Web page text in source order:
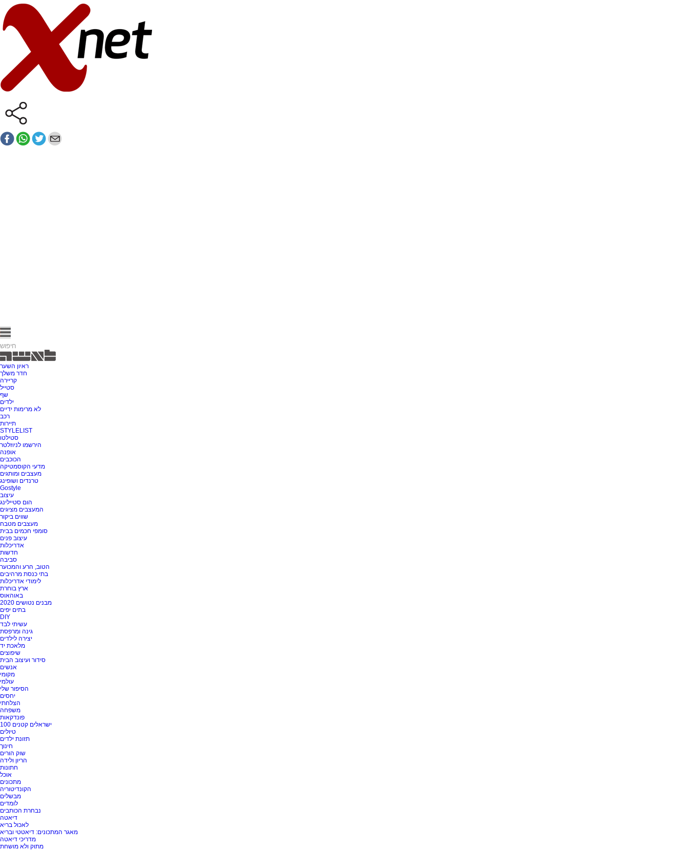
ראיון השער
חדר משלך
קריירה
סטייל
שף
ילדים
לא מרימות ידיים
רכב
תיירות
STYLELIST
סטילטו
הירשמו לניוזלטר
אופנה
הכוכבים
מדעי הקוסמטיקה
מעצבים ומותגים
טרנדים ושופינג
Gostyle
עיצוב
הום סטיילינג
המעצבים מציגים
שווים ביקור
מעצבים מטבח
סומפי חכמים בבית
עיצוב פנים
אדריכלות
חדשות
סביבה
הטוב, הרע והמכוער
בתי כנסת מרהיבים
לימודי אדריכלות
ארץ בוחרת
באוהאוס
מבנים נטושים 2020
בתים יפים
DIY
עשיתי לבד
גינה ומרפסת
יצירה לילדים
מלאכת יד
שיפוצים
סידור ועיצוב הבית
אנשים
מקומי
עולמי
הסיפור שלי
יחסים
הצלחתי
משפחה
פונדקאות
100 ישראלים קטנים
טיולים
תזונת ילדים
חינוך
שוק הורים
הריון ולידה
חתונות
אוכל
מתכונים
הקונדיטוריה
מבשלים
לומדים
נבחרת הכותבים
דיאטה
לאכול בריא
מאגר המתכונים: דיאטטי ובריא
מדריכי דיאטה
מתוק ולא מושחת